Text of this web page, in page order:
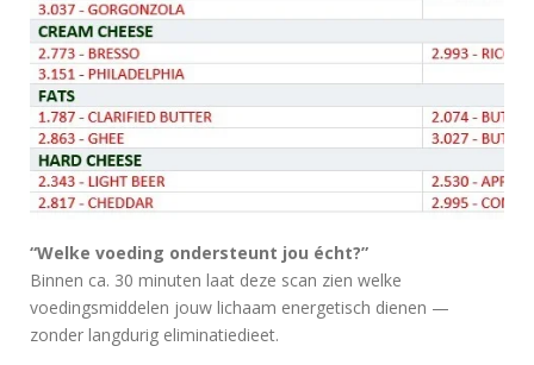
“Welke voeding ondersteunt jou écht?”
Binnen ca. 30 minuten laat deze scan zien welke
voedingsmiddelen jouw lichaam energetisch dienen —
zonder langdurig eliminatiedieet.